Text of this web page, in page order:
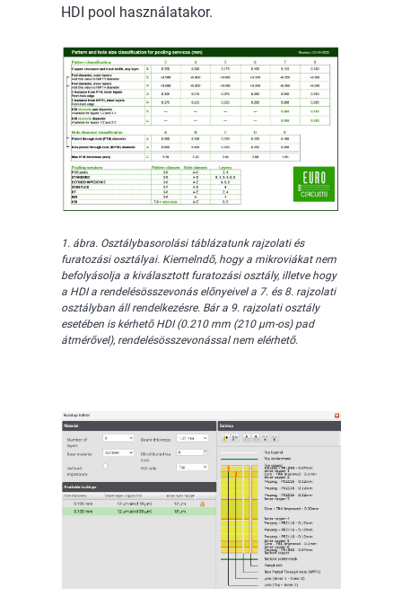
HDI pool használatakor.
1. ábra. Osztálybasorolási táblázatunk rajzolati és
furatozási osztályai. Kiemelndő, hogy a mikroviákat nem
befolyásolja a kiválasztott furatozási osztály, illetve hogy
a HDI a rendelésösszevonás előnyeivel a 7. és 8. rajzolati
osztályban áll rendelkezésre. Bár a 9. rajzolati osztály
esetében is kérhető HDI (0.210 mm (210 µm-os) pad
átmérővel), rendelésösszevonással nem elérhető.